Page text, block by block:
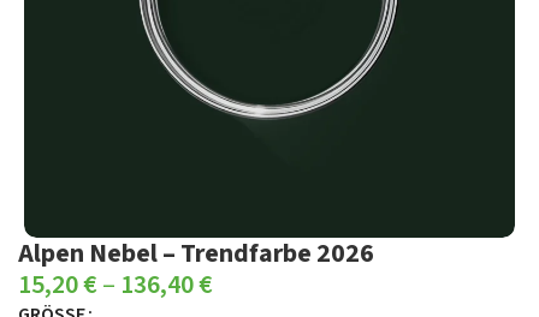
Alpen Nebel – Trendfarbe 2026
15,20€– 136,40€